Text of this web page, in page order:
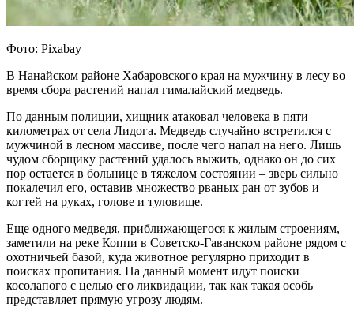
Фото: Pixabay
В Нанайском районе Хабаровского края на мужчину в лесу во
время сбора растений напал гималайский медведь.
По данным полиции, хищник атаковал человека в пяти
километрах от села Лидога. Медведь случайно встретился с
мужчиной в лесном массиве, после чего напал на него. Лишь
чудом сборщику растений удалось выжить, однако он до сих
пор остается в больнице в тяжелом состоянии – зверь сильно
покалечил его, оставив множество рваных ран от зубов и
когтей на руках, голове и туловище.
Еще одного медведя, приближающегося к жилым строениям,
заметили на реке Коппи в Советско-Гаванском районе рядом с
охотничьей базой, куда животное регулярно приходит в
поисках пропитания. На данный момент идут поиски
косолапого с целью его ликвидации, так как такая особь
представляет прямую угрозу людям.